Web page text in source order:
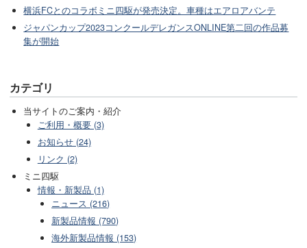
横浜FCとのコラボミニ四駆が発売決定。車種はエアロアバンテ
ジャパンカップ2023コンクールデレガンスONLINE第二回の作品募
集が開始
カテゴリ
当サイトのご案内・紹介
ご利用・概要 (3)
お知らせ (24)
リンク (2)
ミニ四駆
情報・新製品 (1)
ニュース (216)
新製品情報 (790)
海外新製品情報 (153)